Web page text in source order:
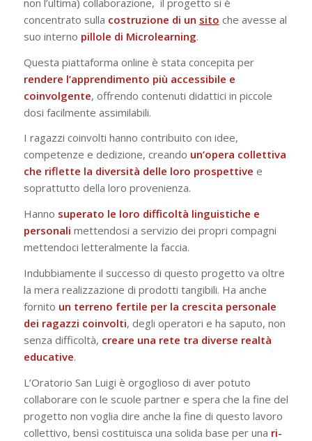
concentrato sulla costruzione di un sito che avesse al
suo interno pillole di Microlearning.
Questa piattaforma online è stata concepita per
rendere l’apprendimento più accessibile e
coinvolgente, offrendo contenuti didattici in piccole
dosi facilmente assimilabili.
I ragazzi coinvolti hanno contribuito con idee,
competenze e dedizione, creando un’opera collettiva
che riflette la diversità delle loro prospettive e
soprattutto della loro provenienza.
Hanno superato le loro difficoltà linguistiche e
personali mettendosi a servizio dei propri compagni
mettendoci letteralmente la faccia.
Indubbiamente il successo di questo progetto va oltre
la mera realizzazione di prodotti tangibili. Ha anche
fornito un terreno fertile per la crescita personale
dei ragazzi coinvolti, degli operatori e ha saputo, non
senza difficoltà, creare una rete tra diverse realtà
educative.
L’Oratorio San Luigi è orgoglioso di aver potuto
collaborare con le scuole partner e spera che la fine del
progetto non voglia dire anche la fine di questo lavoro
collettivo, bensì costituisca una solida base per una ri-